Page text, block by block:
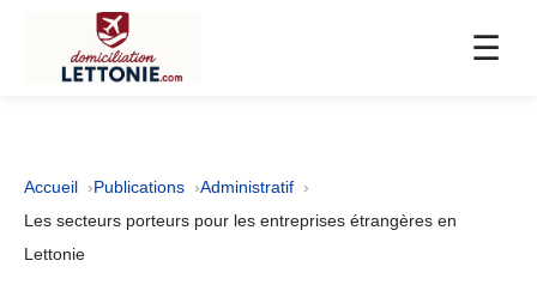
☰
Accueil Publications
Administratif
Les secteurs porteurs pour les entreprises étrangères en
Lettonie